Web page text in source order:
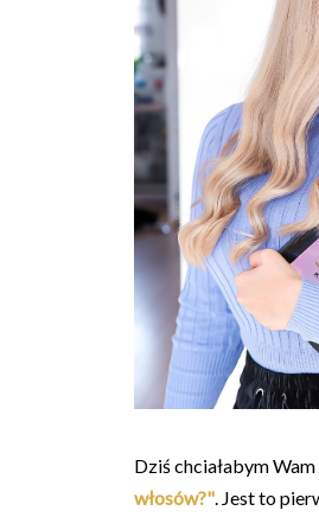
Dziś chciałabym
włosów?". Jest to